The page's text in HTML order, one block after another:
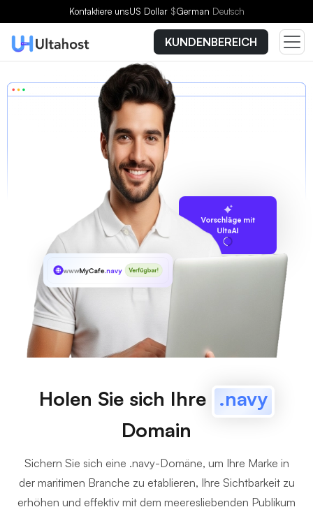
Kontaktiere unsUS Dollar $German Deutsch
KUNDENBEREICH
Vorschläge mit
UltaAI
wwwMyCafe.navy Verfügbar!
Holen Sie sich Ihre .navy
Domain
Sichern Sie sich eine .navy-Domäne, um Ihre Marke in
der maritimen Branche zu etablieren, Ihre Sichtbarkeit zu
erhöhen und effektiv mit dem meeresliebenden Publikum